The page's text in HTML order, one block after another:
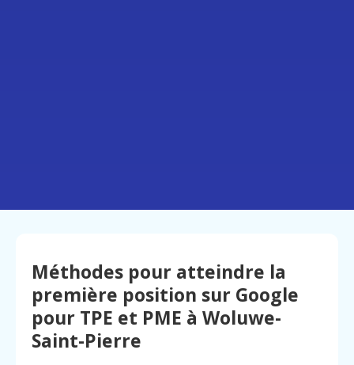
Méthodes pour atteindre la
première position sur Google
pour TPE et PME à Woluwe-
Saint-Pierre